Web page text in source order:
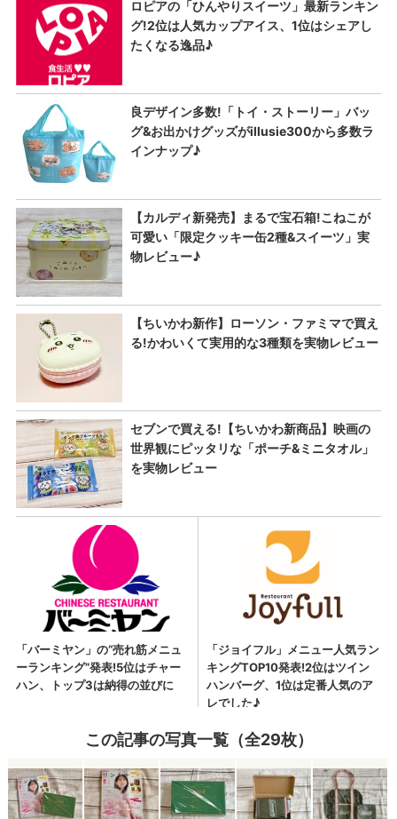
この記事の写真一覧（全29枚）